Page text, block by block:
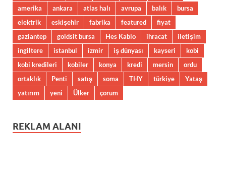
amerika
ankara atlas halı avrupa balık
bursa
elektrik
eskişehir fabrika featured
fiyat
gaziantep
goldsit bursa Hes Kablo ihracat
iletişim
ingiltere
istanbul izmir iş dünyası kayseri
kobi
kobi kredileri
kobiler konya kredi mersin
ordu
ortaklık
Penti satış soma THY türkiye
Yataş
yatırım
yeni Ülker çorum
REKLAM ALANI